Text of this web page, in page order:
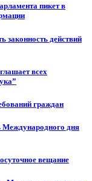
пикет в
законность действий
всех
граждан
Международного дня
вещание